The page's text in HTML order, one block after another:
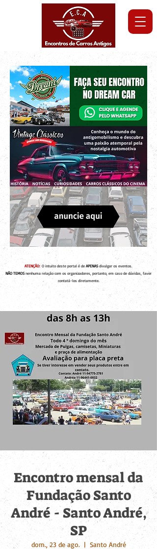
ATENÇÃO: O intuito deste portal é de APENAS divulgar os eventos.
NÃO TEMOS nenhuma relação com os organizadores, portanto, em caso de dúvidas, favor
contatá-los diretamente.
Encontro mensal da
Fundação Santo
André - Santo André,
SP
dom., 23 de ago.
  |
Santo André